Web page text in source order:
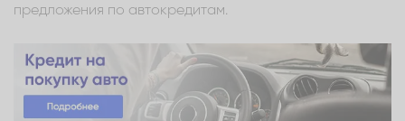
предложения по автокредитам.